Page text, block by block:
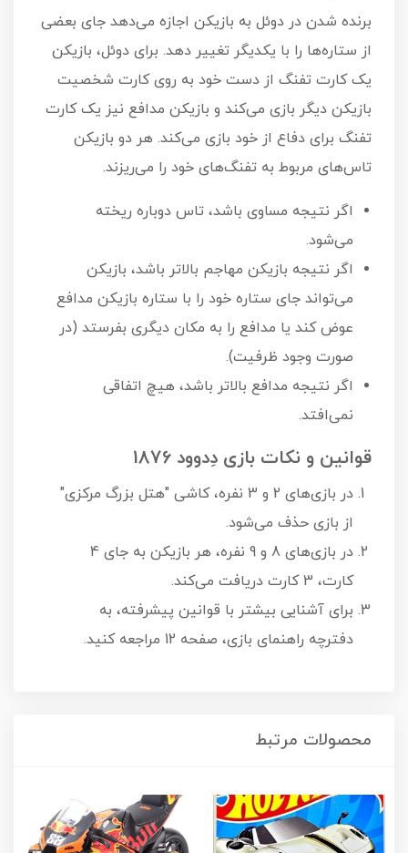
برنده شدن در دوئل به بازیکن اجازه می‌دهد جای بعضی
از ستاره‌ها را با یکدیگر تغییر دهد. برای دوئل، بازیکن
یک کارت تفنگ از دست خود به روی کارت شخصیت
بازیکن دیگر بازی می‌کند و بازیکن مدافع نیز یک کارت
تفنگ برای دفاع از خود بازی می‌کند. هر دو بازیکن
تاس‌های مربوط به تفنگ‌های خود را می‌ریزند.
اگر نتیجه مساوی باشد، تاس دوباره ریخته
می‌شود.
اگر نتیجه بازیکن مهاجم بالاتر باشد، بازیکن
می‌تواند جای ستاره خود را با ستاره بازیکن مدافع
عوض کند یا مدافع را به مکان دیگری بفرستد (در
صورت وجود ظرفیت).
اگر نتیجه مدافع بالاتر باشد، هیچ اتفاقی
نمی‌افتد.
قوانین و نکات بازی دِدوود 1876
در بازی‌های 2 و 3 نفره، کاشی "هتل بزرگ مرکزی"
از بازی حذف می‌شود.
در بازی‌های 8 و 9 نفره، هر بازیکن به جای 4
کارت، 3 کارت دریافت می‌کند.
برای آشنایی بیشتر با قوانین پیشرفته، به
دفترچه راهنمای بازی، صفحه 12 مراجعه کنید.
محصولات مرتبط